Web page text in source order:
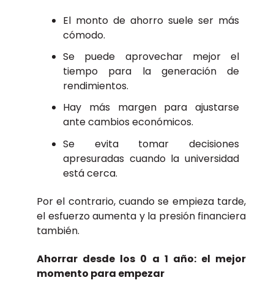
El monto de ahorro suele ser más
cómodo.
Se puede aprovechar mejor el
tiempo para la generación de
rendimientos.
Hay más margen para ajustarse
ante cambios económicos.
Se evita tomar decisiones
apresuradas cuando la universidad
está cerca.
Por el contrario, cuando se empieza tarde,
el esfuerzo aumenta y la presión financiera
también.
Ahorrar desde los 0 a 1 año: el mejor
momento para empezar